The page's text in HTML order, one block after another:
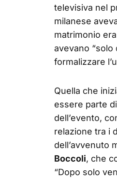
televisiva nel
milanese
matrimonio
avevano “solo
formalizzare
Quella che
essere parte
dell’evento,
relazione tra i
dell’avvenuto
Boccoli, che
“Dopo solo